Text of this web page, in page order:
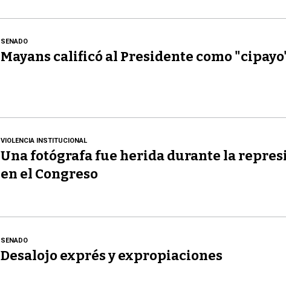
SENADO
Mayans calificó al Presidente como
VIOLENCIA INSTITUCIONAL
Una fotógrafa fue herida durante la
en el Congreso
SENADO
Desalojo exprés y expropiaciones